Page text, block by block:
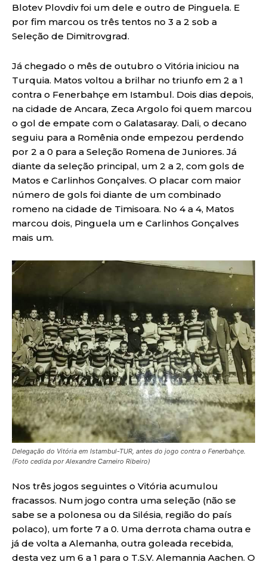
Blotev Plovdiv foi um dele e outro de Pinguela. E
por fim marcou os três tentos no 3 a 2 sob a
Seleção de Dimitrovgrad.
Já chegado o mês de outubro o Vitória iniciou na
Turquia. Matos voltou a brilhar no triunfo em 2 a 1
contra o Fenerbahçe em Istambul. Dois dias depois,
na cidade de Ancara, Zeca Argolo foi quem marcou
o gol de empate com o Galatasaray. Dali, o decano
seguiu para a Romênia onde empezou perdendo
por 2 a 0 para a Seleção Romena de Juniores. Já
diante da seleção principal, um 2 a 2, com gols de
Matos e Carlinhos Gonçalves. O placar com maior
número de gols foi diante de um combinado
romeno na cidade de Timisoara. No 4 a 4, Matos
marcou dois, Pinguela um e Carlinhos Gonçalves
mais um.
Delegação do Vitória em Istambul-TUR, antes do jogo contra o Fenerbahçe.
(Foto cedida por Alexandre Carneiro Ribeiro)
Nos três jogos seguintes o Vitória acumulou
fracassos. Num jogo contra uma seleção (não se
sabe se a polonesa ou da Silésia, região do país
polaco), um forte 7 a 0. Uma derrota chama outra e
já de volta a Alemanha, outra goleada recebida,
desta vez um 6 a 1 para o T.S.V. Alemannia Aachen. O